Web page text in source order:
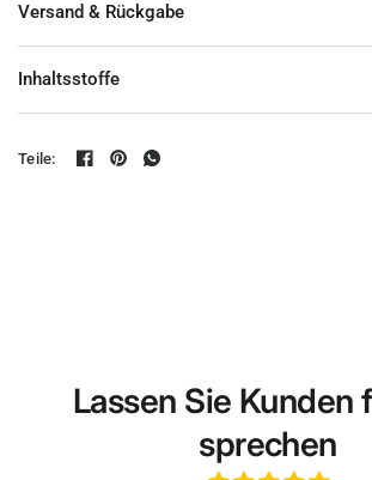
Versand & Rückgabe
Inhaltsstoffe
Teile:
Lassen Sie Kunden
sprechen